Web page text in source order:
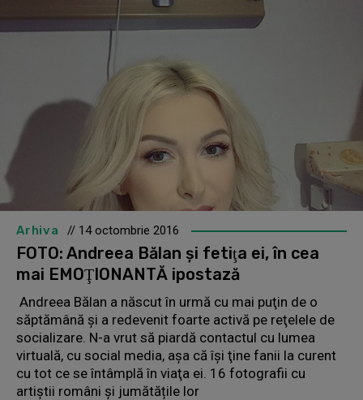
Arhiva // 14 octombrie 2016
FOTO: Andreea Bălan şi fetiţa ei, în cea
mai EMOŢIONANTĂ ipostază
Andreea Bălan a născut în urmă cu mai puţin de o
săptămână şi a redevenit foarte activă pe reţelele de
socializare. N-a vrut să piardă contactul cu lumea
virtuală, cu social media, aşa că îşi ţine fanii la curent
cu tot ce se întâmplă în viaţa ei. 16 fotografii cu
artiștii români și jumătățile lor